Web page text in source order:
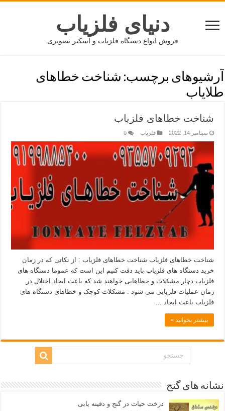
دنیای فلزیاب
فروش انواع دستگاه فلزیاب و اسکنر تصویری
آرشیوهای برچسب: شناخت خطاهای
طلایاب
شناخت خطاهای فلزیاب
سپتامبر 14, 2022 فلزیاب 0
شناخت خطاهای فلزیاب شناخت خطاهای فلزیاب : از نکاتی که در زمان
خرید دستگاه های فلزیاب باید دقت کنیم این است که عموما دستگاه های
فلزیاب دچار مشکلات و خطاهایی خواهند شد که باعث ایجاد اختلال در
زمان عملیات فلزیابی می شود . مشکلات کوچک و خطاهای دستگاه های
فلزیاب باعث ایجاد …
بیشتر بخوانید »
نشانه های گنج
درخت حیات در گنج و دفینه یابی